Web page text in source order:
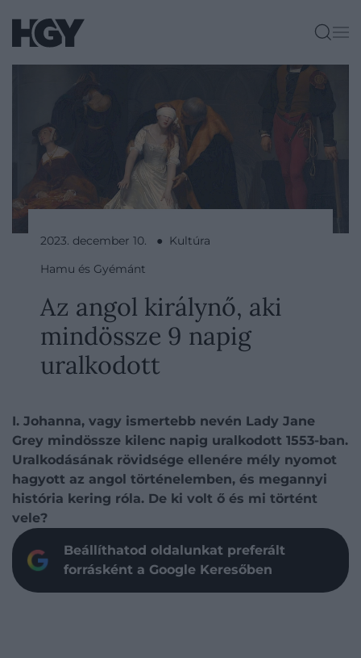
2023. december 10. ● Kultúra
Hamu és Gyémánt
Az angol királynő, aki
mindössze 9 napig
uralkodott
I. Johanna, vagy ismertebb nevén Lady Jane
Grey mindössze kilenc napig uralkodott 1553-ban.
Uralkodásának rövidsége ellenére mély nyomot
hagyott az angol történelemben, és megannyi
história kering róla. De ki volt ő és mi történt
vele?
Beállíthatod oldalunkat preferált
forrásként a Google Keresőben